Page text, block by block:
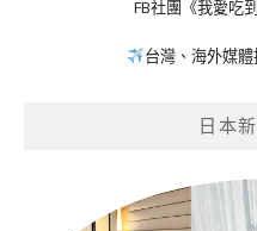
FB社團《我愛吃
台灣、海外媒
日本